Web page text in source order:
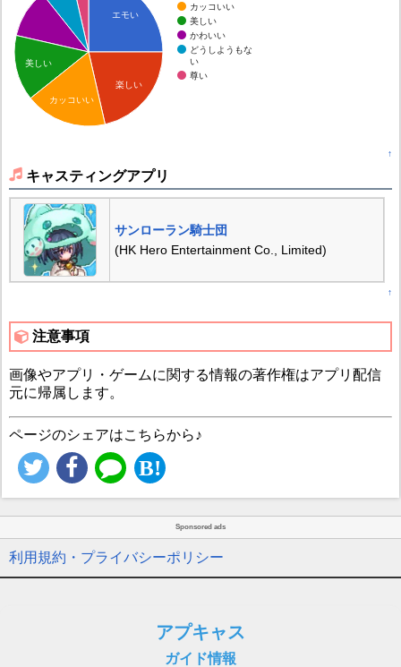
カッコいい
美しい
かわいい
どうしようもな
い
尊い
エモい
楽しい
美しい
カッコいい
↑
キャスティングアプリ
サンローラン騎士団
(HK Hero Entertainment Co., Limited)
↑
注意事項
画像やアプリ・ゲームに関する情報の著作権はアプリ配信
元に帰属します。
ページのシェアはこちらから♪
Sponsored ads
利用規約・プライバシーポリシー
アプキャス
ガイド情報